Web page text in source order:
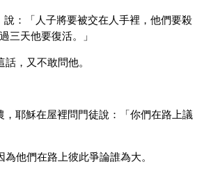
說：「人子將要被交在人手裡，他們要殺
三天他要復活。」
，又不敢問他。
，耶穌在屋裡問門徒說：「你們在路上議
他們在路上彼此爭論誰為大。